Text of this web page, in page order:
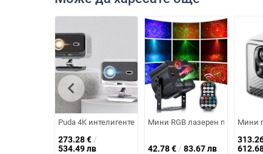
Puda 4K интелигентен проектор с директна
273.28€ /
534.49 лв
Мини RGB лазерен проектор
42.78€ / 83.67 лв
Мини
chevron_left